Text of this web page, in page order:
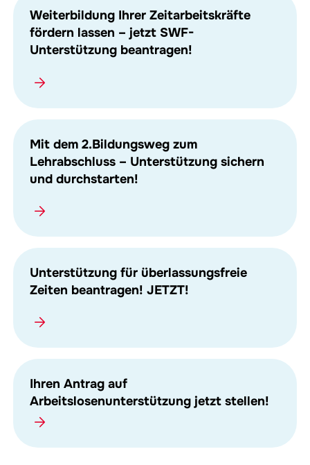
Weiterbildung Ihrer Zeitarbeitskräfte
fördern lassen – jetzt SWF-
Unterstützung beantragen!
Mit dem 2.Bildungsweg zum
Lehrabschluss – Unterstützung sichern
und durchstarten!
Unterstützung für überlassungsfreie
Zeiten beantragen! JETZT!
Ihren Antrag auf
Arbeitslosenunterstützung jetzt stellen!